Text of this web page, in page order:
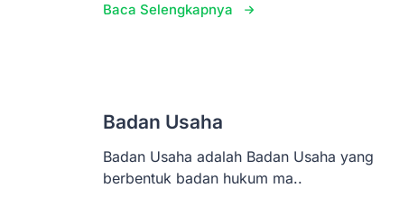
Baca Selengkapnya
Badan Usaha
Badan Usaha adalah Badan Usaha yang
berbentuk badan hukum ma..